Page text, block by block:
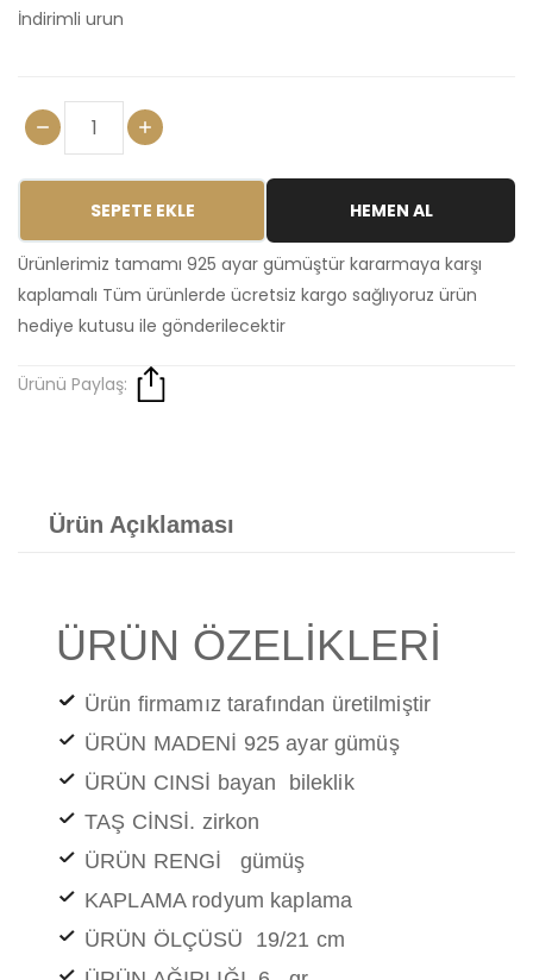
İndirimli urun
SEPETE EKLE HEMEN AL
Ürünlerimiz tamamı 925 ayar gümüştür kararmaya karşı
kaplamalı Tüm ürünlerde ücretsiz kargo sağlıyoruz ürün
hediye kutusu ile gönderilecektir
Ürünü Paylaş:
Ürün Açıklaması
ÜRÜN ÖZELİKLERİ
Ürün firmamız tarafından üretilmiştir
ÜRÜN MADENİ 925 ayar gümüş
ÜRÜN CINSİ bayan bileklik
TAŞ CİNSİ. zirkon
ÜRÜN RENGİ gümüş
KAPLAMA rodyum kaplama
ÜRÜN ÖLÇÜSÜ 19/21 cm